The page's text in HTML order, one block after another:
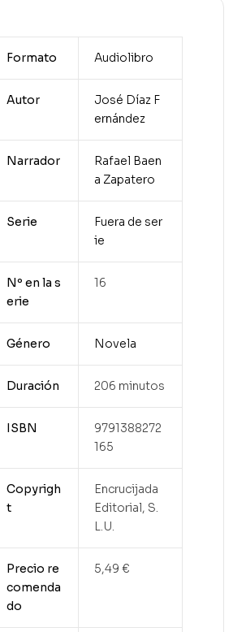
Formato Audiolibro
Autor
José Díaz F
ernández
Narrador
Rafael Baen
a Zapatero
Serie
Fuera de ser
ie
Nº en la s
erie
16
Género Novela
Duración 206 minutos
ISBN
9791388272
165
Copyrigh
t
Encrucijada
Editorial, S.
L.U.
Precio re
comenda
do
5,49 €